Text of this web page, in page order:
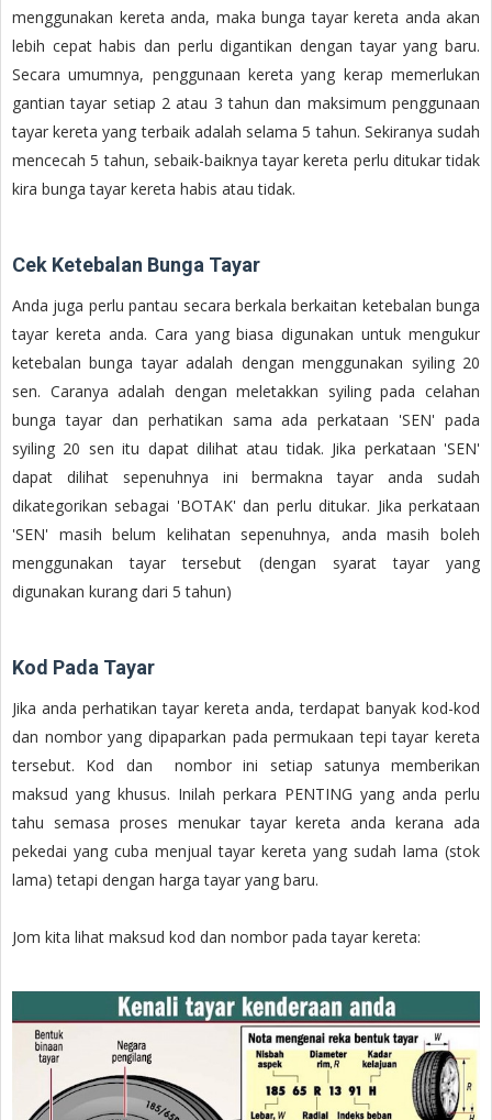
menggunakan kereta anda, maka bunga tayar kereta anda akan
lebih cepat habis dan perlu digantikan dengan tayar yang baru.
Secara umumnya, penggunaan kereta yang kerap memerlukan
gantian tayar setiap 2 atau 3 tahun dan maksimum penggunaan
tayar kereta yang terbaik adalah selama 5 tahun. Sekiranya sudah
mencecah 5 tahun, sebaik-baiknya tayar kereta perlu ditukar tidak
kira bunga tayar kereta habis atau tidak.
Cek Ketebalan Bunga Tayar
Anda juga perlu pantau secara berkala berkaitan ketebalan bunga
tayar kereta anda. Cara yang biasa digunakan untuk mengukur
ketebalan bunga tayar adalah dengan menggunakan syiling 20
sen. Caranya adalah dengan meletakkan syiling pada celahan
bunga tayar dan perhatikan sama ada perkataan 'SEN' pada
syiling 20 sen itu dapat dilihat atau tidak. Jika perkataan 'SEN'
dapat dilihat sepenuhnya ini bermakna tayar anda sudah
dikategorikan sebagai 'BOTAK' dan perlu ditukar. Jika perkataan
'SEN' masih belum kelihatan sepenuhnya, anda masih boleh
menggunakan tayar tersebut (dengan syarat tayar yang
digunakan kurang dari 5 tahun)
Kod Pada Tayar
Jika anda perhatikan tayar kereta anda, terdapat banyak kod-kod
dan nombor yang dipaparkan pada permukaan tepi tayar kereta
tersebut. Kod dan nombor ini setiap satunya memberikan
maksud yang khusus. Inilah perkara PENTING yang anda perlu
tahu semasa proses menukar tayar kereta anda kerana ada
pekedai yang cuba menjual tayar kereta yang sudah lama (stok
lama) tetapi dengan harga tayar yang baru.
Jom kita lihat maksud kod dan nombor pada tayar kereta: